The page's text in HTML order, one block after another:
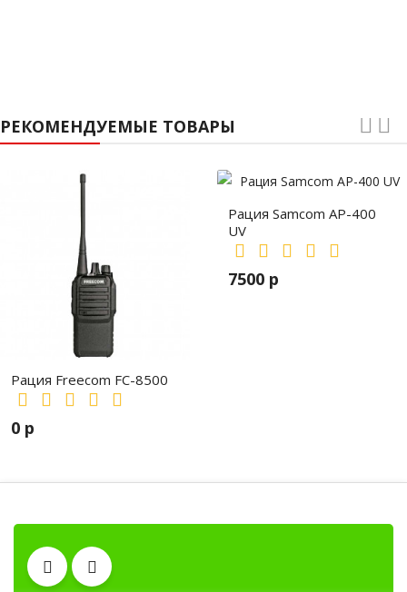
РЕКОМЕНДУЕМЫЕ ТОВАРЫ
Рация Freecom FC-8500
0 р
Рация Samcom AP-400
UV
7500 р
Антенны Аккумуляторы